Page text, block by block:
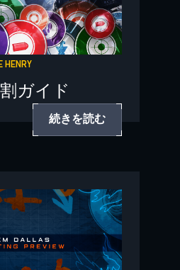
HENRY
ガイド
続きを読む